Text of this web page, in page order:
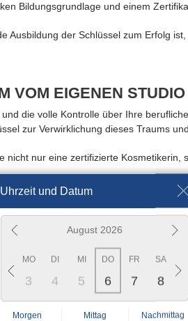
Bildungsgrundlage und einem
Ausbildung der Schlüssel zum Erfolg
VOM EIGENEN STUDIO
die volle Kontrolle über Ihre
zur Verwirklichung dieses Traums
nicht nur eine zertifizierte
die Freiheit, Ihre Leidenschaft und
Karriere in der
HALLO-BEAUTY
und finden Sie Ihren Weg,
Uhrzeit und Datum
August 2026
MO
3
DI
4
MI
5
DO
6
FR
7
SA
8
Morgen Mittag Nachmittag